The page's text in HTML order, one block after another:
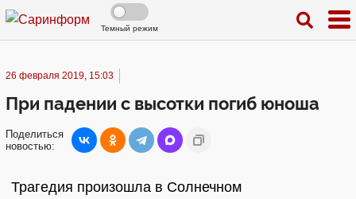
Темный режим
26 февраля 2019, 15:03
При падении с высотки погиб юноша
Поделиться
новостью:
Трагедия произошла в Солнечном